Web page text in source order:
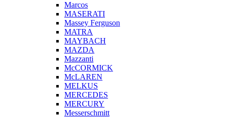
Marcos
MASERATI
Massey Ferguson
MATRA
MAYBACH
MAZDA
Mazzanti
McCORMICK
McLAREN
MELKUS
MERCEDES
MERCURY
Messerschmitt